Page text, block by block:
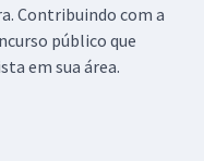
Contribuindo com a
público que
em sua área.